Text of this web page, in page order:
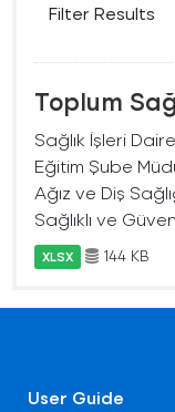
Filter Results
Toplum
Sağlık İşleri
Eğitim Şube
Ağız ve Diş
Sağlıklı ve
XLSX 144 KB
User Guide